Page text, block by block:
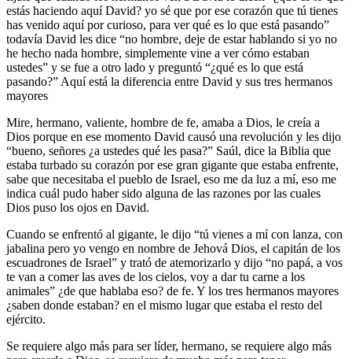
estás haciendo aquí David? yo sé que por ese corazón que tú tienes
has venido aquí por curioso, para ver qué es lo que está pasando”
todavía David les dice “no hombre, deje de estar hablando si yo no
he hecho nada hombre, simplemente vine a ver cómo estaban
ustedes” y se fue a otro lado y preguntó “¿qué es lo que está
pasando?” Aquí está la diferencia entre David y sus tres hermanos
mayores
Mire, hermano, valiente, hombre de fe, amaba a Dios, le creía a
Dios porque en ese momento David causó una revolución y les dijo
“bueno, señores ¿a ustedes qué les pasa?” Saúl, dice la Biblia que
estaba turbado su corazón por ese gran gigante que estaba enfrente,
sabe que necesitaba el pueblo de Israel, eso me da luz a mí, eso me
indica cuál pudo haber sido alguna de las razones por las cuales
Dios puso los ojos en David.
Cuando se enfrentó al gigante, le dijo “tú vienes a mí con lanza, con
jabalina pero yo vengo en nombre de Jehová Dios, el capitán de los
escuadrones de Israel” y trató de atemorizarlo y dijo “no papá, a vos
te van a comer las aves de los cielos, voy a dar tu carne a los
animales” ¿de que hablaba eso? de fe. Y los tres hermanos mayores
¿saben donde estaban? en el mismo lugar que estaba el resto del
ejército.
Se requiere algo más para ser líder, hermano, se requiere algo más